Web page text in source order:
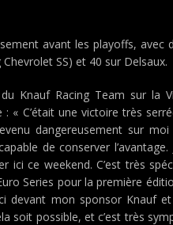
avant les playoffs, avec
Chevrolet SS) et 40 sur Delsaux.
Knauf Racing Team sur la
« C’était une victoire très
dangereusement sur
de conserver l’avantage.
ce weekend. C’est très
Series pour la première
devant mon sponsor Knauf
soit possible, et c’est très